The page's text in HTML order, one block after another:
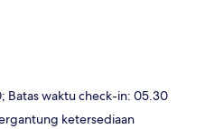
Batas waktu check-in: 05.30
ketersediaan